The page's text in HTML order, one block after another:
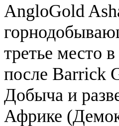
AngloGold
третье место
после Barrick
Добыча и
Африке